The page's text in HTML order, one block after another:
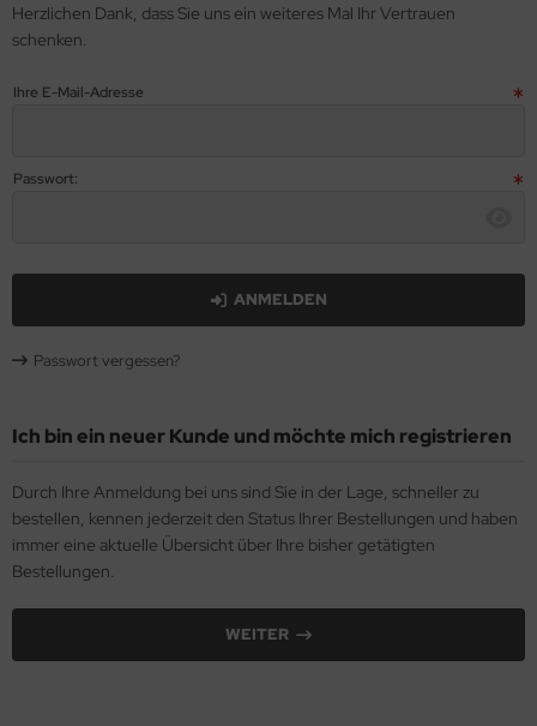
Herzlichen Dank, dass Sie uns ein weiteres Mal Ihr Vertrauen
schenken.
Ihre E-Mail-Adresse
Passwort:
ANMELDEN
Passwort vergessen?
Ich bin ein neuer Kunde und möchte mich registrieren
Durch Ihre Anmeldung bei uns sind Sie in der Lage, schneller zu
bestellen, kennen jederzeit den Status Ihrer Bestellungen und haben
immer eine aktuelle Übersicht über Ihre bisher getätigten
Bestellungen.
WEITER
10